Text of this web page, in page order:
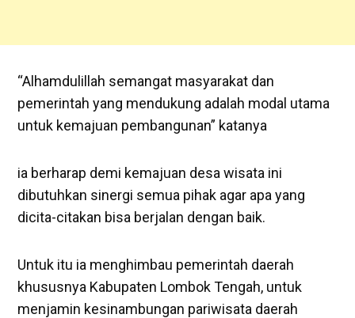
“Alhamdulillah semangat masyarakat dan
pemerintah yang mendukung adalah modal utama
untuk kemajuan pembangunan” katanya
ia berharap demi kemajuan desa wisata ini
dibutuhkan sinergi semua pihak agar apa yang
dicita-citakan bisa berjalan dengan baik.
Untuk itu ia menghimbau pemerintah daerah
khususnya Kabupaten Lombok Tengah, untuk
menjamin kesinambungan pariwisata daerah